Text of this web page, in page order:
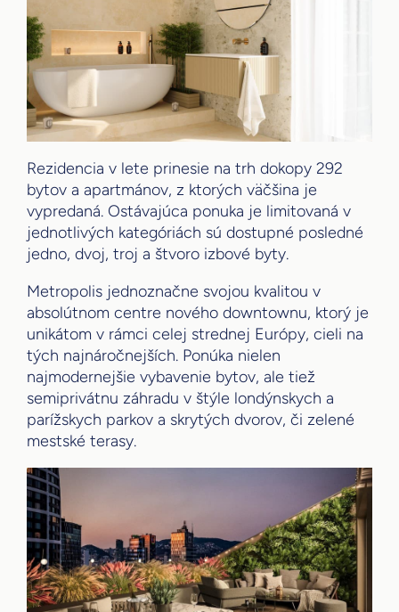
Rezidencia v lete prinesie na trh dokopy 292
bytov a apartmánov, z ktorých väčšina je
vypredaná. Ostávajúca ponuka je limitovaná v
jednotlivých kategóriách sú dostupné posledné
jedno, dvoj, troj a štvoro izbové byty.
Metropolis jednoznačne svojou kvalitou v
absolútnom centre nového downtownu, ktorý je
unikátom v rámci celej strednej Európy, cieli na
tých najnáročnejších. Ponúka nielen
najmodernejšie vybavenie bytov, ale tiež
semiprivátnu záhradu v štýle londýnskych a
parížskych parkov a skrytých dvorov, či zelené
mestské terasy.